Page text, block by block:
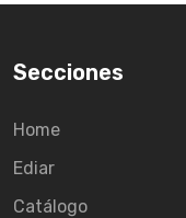
Secciones
Home
Ediar
Catálogo